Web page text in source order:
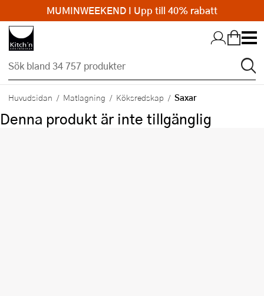
Hopp till huvudinnehållet
Huvudsidan Matlagning Köksredskap Saxar
Denna produkt är inte tillgänglig
MUMINWEEKEND I Upp till 40% rabatt